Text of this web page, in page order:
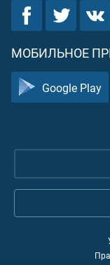
МОБИЛЬНОЕ
Google Play